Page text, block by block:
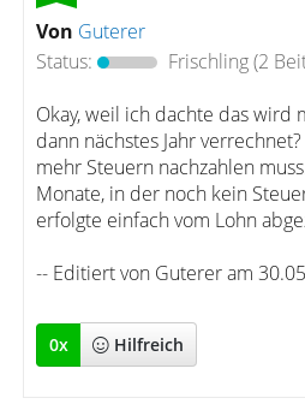
Von Guterer
Status:
Frischling(2
Okay, weil ich dachte das wird
dann nächstes Jahr
mehr Steuern nachzahlen
Monate, in der noch kein
erfolgte einfach vom Lohn
-- Editiert von Guterer am
0x Hilfreich